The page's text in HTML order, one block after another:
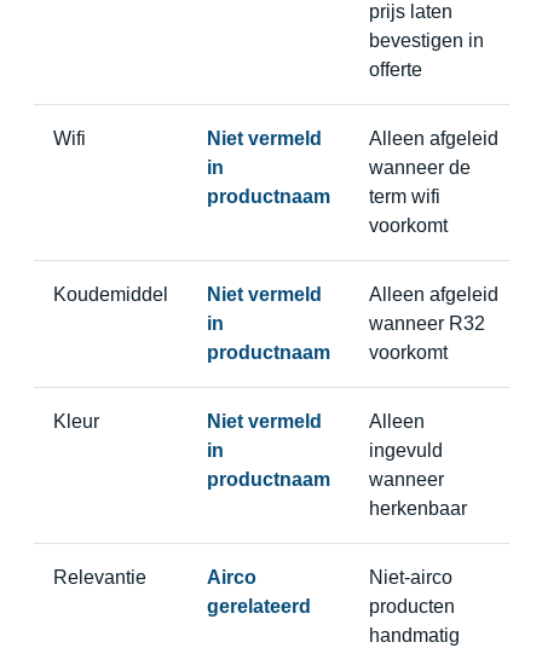
prijs laten
bevestigen in
offerte
Wifi
Niet vermeld
in
productnaam
Alleen afgeleid
wanneer de
term wifi
voorkomt
Koudemiddel
Niet vermeld
in
productnaam
Alleen afgeleid
wanneer R32
voorkomt
Kleur
Niet vermeld
in
productnaam
Alleen
ingevuld
wanneer
herkenbaar
Relevantie
Airco
gerelateerd
Niet-airco
producten
handmatig